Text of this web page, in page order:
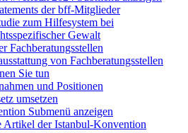
der bff-Mitglieder
zum Hilfesystem bei
Gewalt
Fachberatungsstellen
von Fachberatungsstellen
Sie tun
und Positionen
umsetzen
Submenü anzeigen
Artikel der Istanbul-Konvention